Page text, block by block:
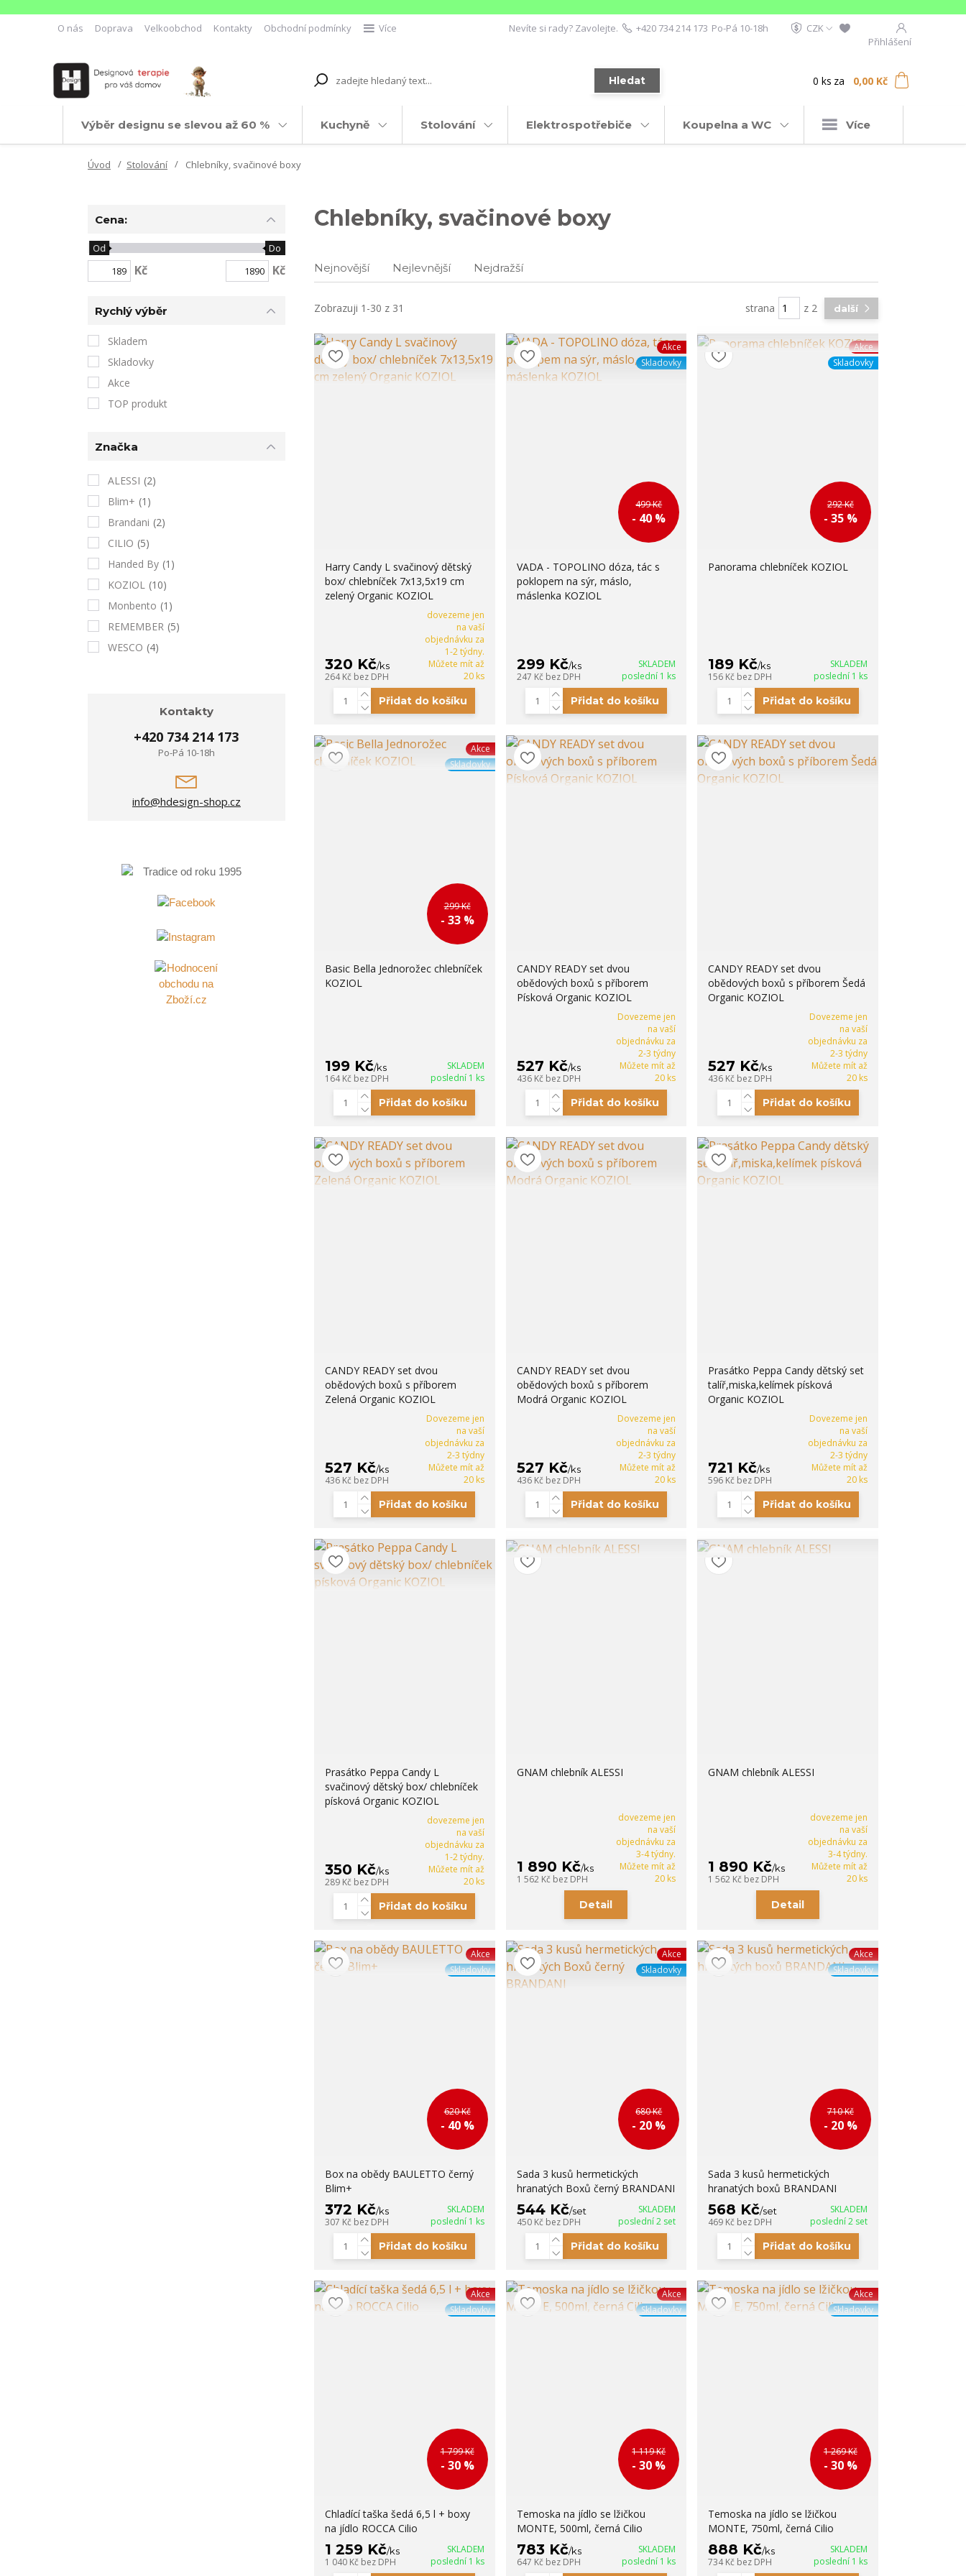
O nás Doprava Velkoobchod Kontakty Obchodní podmínky Více
CZK
Přihlášení
Hledat
Nevíte si rady? Zavolejte. +420 734 214 173 Po-Pá 10-18h
0 ks za 0,00 Kč
Výběr designu se slevou až 60 % Kuchyně Stolování Elektrospotřebiče Koupelna a WC Více
Úvod Stolování Chlebníky, svačinové boxy
Chlebníky, svačinové boxy
Nejnovější Nejlevnější Nejdražší
Zobrazuji 1-30 z 31 strana z 2 další
Harry Candy L svačinový dětský
box/ chlebníček 7x13,5x19 cm
zelený Organic KOZIOL
320 Kč/ks
264 Kč bez DPH
dovezeme jen
na vaší
objednávku za
1-2 týdny.
Můžete mít až
20 ks
Přidat do košíku
Akce
Skladovky
499 Kč
- 40 %
VADA - TOPOLINO dóza, tác s
poklopem na sýr, máslo,
máslenka KOZIOL
299 Kč/ks
247 Kč bez DPH
SKLADEM
poslední 1 ks
Přidat do košíku
Akce
Skladovky
292 Kč
- 35 %
Panorama chlebníček KOZIOL
189 Kč/ks
156 Kč bez DPH
SKLADEM
poslední 1 ks
Přidat do košíku
Akce
Skladovky
299 Kč
- 33 %
Basic Bella Jednorožec chlebníček
KOZIOL
199 Kč/ks
164 Kč bez DPH
SKLADEM
poslední 1 ks
Přidat do košíku
CANDY READY set dvou
obědových boxů s příborem
Písková Organic KOZIOL
527 Kč/ks
436 Kč bez DPH
Dovezeme jen
na vaší
objednávku za
2-3 týdny
Můžete mít až
20 ks
Přidat do košíku
CANDY READY set dvou
obědových boxů s příborem Šedá
Organic KOZIOL
527 Kč/ks
436 Kč bez DPH
Dovezeme jen
na vaší
objednávku za
2-3 týdny
Můžete mít až
20 ks
Přidat do košíku
CANDY READY set dvou
obědových boxů s příborem
Zelená Organic KOZIOL
527 Kč/ks
436 Kč bez DPH
Dovezeme jen
na vaší
objednávku za
2-3 týdny
Můžete mít až
20 ks
Přidat do košíku
CANDY READY set dvou
obědových boxů s příborem
Modrá Organic KOZIOL
527 Kč/ks
436 Kč bez DPH
Dovezeme jen
na vaší
objednávku za
2-3 týdny
Můžete mít až
20 ks
Přidat do košíku
Prasátko Peppa Candy dětský set
talíř,miska,kelímek písková
Organic KOZIOL
721 Kč/ks
596 Kč bez DPH
Dovezeme jen
na vaší
objednávku za
2-3 týdny
Můžete mít až
20 ks
Přidat do košíku
Prasátko Peppa Candy L
svačinový dětský box/ chlebníček
písková Organic KOZIOL
350 Kč/ks
289 Kč bez DPH
dovezeme jen
na vaší
objednávku za
1-2 týdny.
Můžete mít až
20 ks
Přidat do košíku
GNAM chlebník ALESSI
1 890 Kč/ks
1 562 Kč bez DPH
dovezeme jen
na vaší
objednávku za
3-4 týdny.
Můžete mít až
20 ks
Detail
GNAM chlebník ALESSI
1 890 Kč/ks
1 562 Kč bez DPH
dovezeme jen
na vaší
objednávku za
3-4 týdny.
Můžete mít až
20 ks
Detail
Akce
Skladovky
620 Kč
- 40 %
Box na obědy BAULETTO černý
Blim+
372 Kč/ks
307 Kč bez DPH
SKLADEM
poslední 1 ks
Přidat do košíku
Akce
Skladovky
680 Kč
- 20 %
Sada 3 kusů hermetických
hranatých Boxů černý BRANDANI
544 Kč/set
450 Kč bez DPH
SKLADEM
poslední 2 set
Přidat do košíku
Akce
Skladovky
710 Kč
- 20 %
Sada 3 kusů hermetických
hranatých boxů BRANDANI
568 Kč/set
469 Kč bez DPH
SKLADEM
poslední 2 set
Přidat do košíku
Akce
Skladovky
1 799 Kč
- 30 %
Chladící taška šedá 6,5 l + boxy
na jídlo ROCCA Cilio
1 259 Kč/ks
1 040 Kč bez DPH
SKLADEM
poslední 1 ks
Akce
Skladovky
1 119 Kč
- 30 %
Temoska na jídlo se lžičkou
MONTE, 500ml, černá Cilio
783 Kč/ks
647 Kč bez DPH
SKLADEM
poslední 1 ks
Akce
Skladovky
1 269 Kč
- 30 %
Temoska na jídlo se lžičkou
MONTE, 750ml, černá Cilio
888 Kč/ks
734 Kč bez DPH
SKLADEM
poslední 1 ks
Cena:
Kč
Od Do
Kč
Rychlý výběr
Skladem
Skladovky
Akce
TOP produkt
Značka
ALESSI (2)
Blim+ (1)
Brandani (2)
CILIO (5)
Handed By (1)
KOZIOL (10)
Monbento (1)
REMEMBER (5)
WESCO (4)
Kontakty
+420 734 214 173
Po-Pá 10-18h
info@hdesign-shop.cz